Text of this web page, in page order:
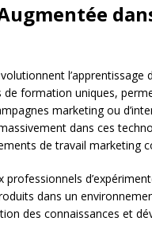
l’apprentissage
de formation uniques,
marketing ou
dans ces
de travail marketing
professionnels
dans un
des connaissances et